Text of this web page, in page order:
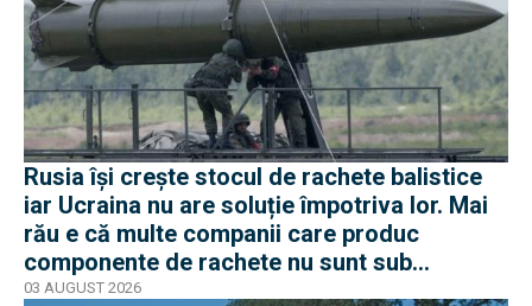
Rusia își crește stocul de rachete balistice
iar Ucraina nu are soluție împotriva lor. Mai
rău e că multe companii care produc
componente de rachete nu sunt sub
sancțiuni în Occident
03 AUGUST 2026